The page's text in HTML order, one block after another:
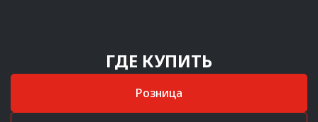
ГДЕ КУПИТЬ
Розница